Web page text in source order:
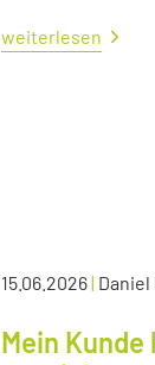
weiterlesen
15.06.2026|
Mein